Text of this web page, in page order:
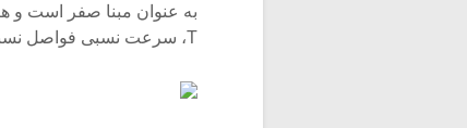
به عنوان مبنا صفر است و
T، سرعت نسبی فواصل نسبت به فاصله گرد از فرمول زیر حساب می شود: